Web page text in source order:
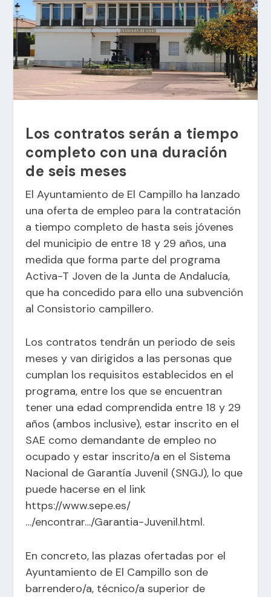
Los contratos serán a tiempo
completo con una duración
de seis meses
El Ayuntamiento de El Campillo ha lanzado
una oferta de empleo para la contratación
a tiempo completo de hasta seis jóvenes
del municipio de entre 18 y 29 años, una
medida que forma parte del programa
Activa-T Joven de la Junta de Andalucía,
que ha concedido para ello una subvención
al Consistorio campillero.
Los contratos tendrán un periodo de seis
meses y van dirigidos a las personas que
cumplan los requisitos establecidos en el
programa, entre los que se encuentran
tener una edad comprendida entre 18 y 29
años (ambos inclusive), estar inscrito en el
SAE como demandante de empleo no
ocupado y estar inscrito/a en el Sistema
Nacional de Garantía Juvenil (SNGJ), lo que
puede hacerse en el link
https://www.sepe.es/
…/encontrar…/Garantia-Juvenil.html.
En concreto, las plazas ofertadas por el
Ayuntamiento de El Campillo son de
barrendero/a, técnico/a superior de